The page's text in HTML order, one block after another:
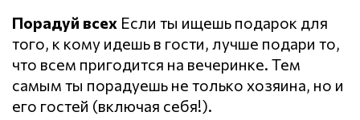
Порадуй всех Если ты ищешь подарок для
того, к кому идешь в гости, лучше подари то,
что всем пригодится на вечеринке. Тем
самым ты порадуешь не только хозяина, но и
его гостей (включая себя!).